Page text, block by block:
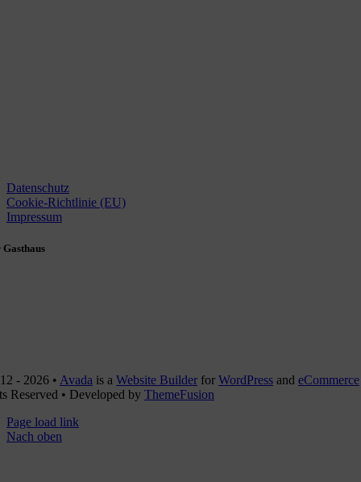
Datenschutz
Cookie-Richtlinie (EU)
Impressum
Gasthaus
- 2026 • Avada is a Website Builder for WordPress and eCommerce
Reserved • Developed by ThemeFusion
Page load link
Nach oben